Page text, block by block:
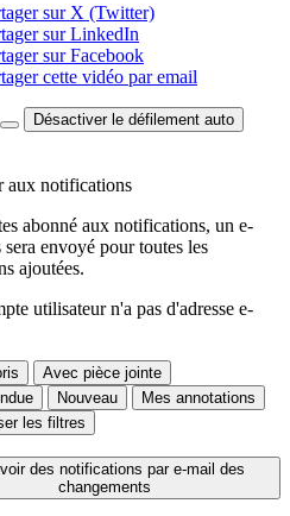
sur X (Twitter)
sur LinkedIn
sur Facebook
cette vidéo par email
Désactiver le défilement auto
aux notifications
abonné aux notifications, un e-
envoyé pour toutes les
ajoutées.
utilisateur n'a pas d'adresse e-
Avec pièce jointe
Nouveau
Mes annotations
les filtres
des notifications par e-mail des
changements